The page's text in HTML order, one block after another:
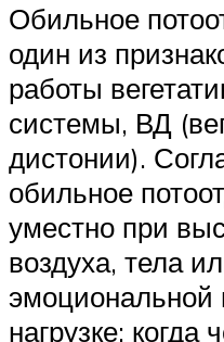
Обильное
один из
работы
системы, ВД
дистонии).
обильное
уместно при
воздуха, тела
эмоциональной
нагрузке: когда